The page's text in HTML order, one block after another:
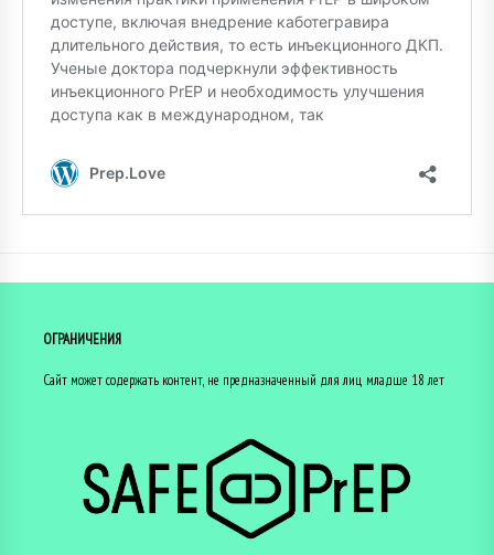
ОГРАНИЧЕНИЯ
Сайт может содержать контент, не предназначенный для лиц младше 18 лет